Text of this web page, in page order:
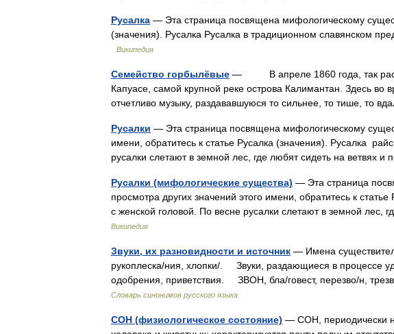
Русалка — Эта страница посвящена мифологическому
(значения). Русалка Русалка в традиционном славянском
Википедия
Семейство горбылёвые — В апреле 1860 года, так
Капуасе, самой крупной реке острова Калимантан. Здесь
отчетливо музыку, раздававшуюся то сильнее, то тише, то
Русалки — Эта страница посвящена мифологическому
имени, обратитесь к статье Русалка (значения). Русалка
русалки слетают в земной лес, где любят сидеть на ветвях и
Русалки (мифологические существа) — Эта страница
просмотра других значений этого имени, обратитесь к
с женской головой. По весне русалки слетают в земной лес,
Википедия
Звуки, их разновидности и источник — Имена
рукоплеска/ния, хлопки/. Звуки, раздающиеся в процессе
одобрения, приветствия. ЗВОН, бла/говест, перезво/н,
Словарь синонимов русского языка
СОН (физиологическое состояние) — СОН, периодически